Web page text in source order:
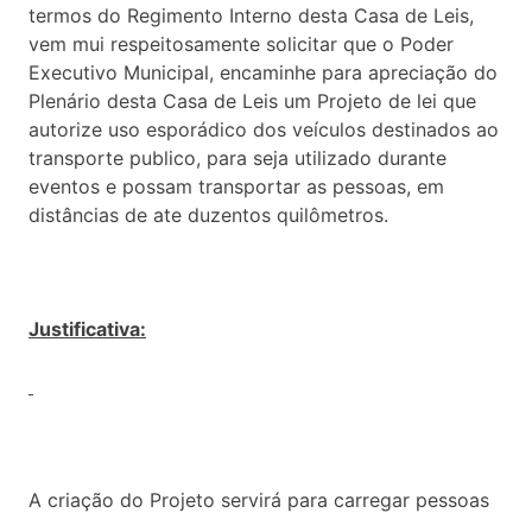
termos do Regimento Interno desta Casa de Leis,
vem mui respeitosamente solicitar que o Poder
Executivo Municipal, encaminhe para apreciação do
Plenário desta Casa de Leis um Projeto de lei que
autorize uso esporádico dos veículos destinados ao
transporte publico, para seja utilizado durante
eventos e possam transportar as pessoas, em
distâncias de ate duzentos quilômetros.
Justificativa:
A criação do Projeto servirá para carregar pessoas